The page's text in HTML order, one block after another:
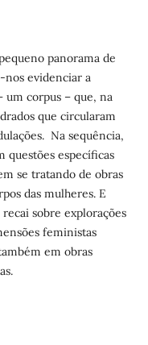
panorama de
nos evidenciar a
um corpus – que, na
que circularam
Na sequência,
questões específicas
se tratando de obras
das mulheres. E
sobre explorações
feministas
em obras